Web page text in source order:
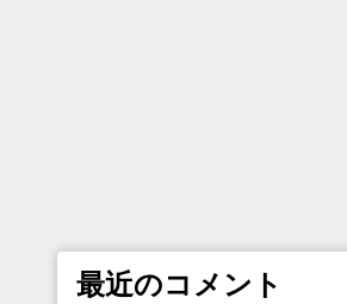
最近のコメント